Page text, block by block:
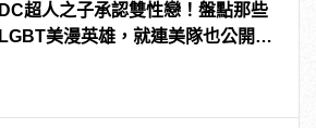
DC超人之子承認雙性戀！盤點那些
LGBT美漫英雄，就連美隊也公開出